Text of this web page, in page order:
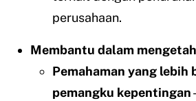
perusahaan.
Membantu dalam
Pemahaman yang lebih
pemangku kepentingan